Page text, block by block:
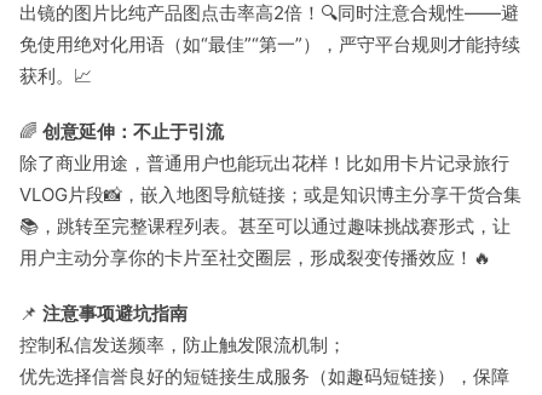
出镜的图片比纯产品图点击率高2倍！🔍同时注意合规性——避
免使用绝对化用语（如“最佳”“第一”），严守平台规则才能持续
获利。📈
🌈 创意延伸：不止于引流
除了商业用途，普通用户也能玩出花样！比如用卡片记录旅行
VLOG片段📸，嵌入地图导航链接；或是知识博主分享干货合集
📚，跳转至完整课程列表。甚至可以通过趣味挑战赛形式，让
用户主动分享你的卡片至社交圈层，形成裂变传播效应！🔥
📌 注意事项避坑指南
控制私信发送频率，防止触发限流机制；
优先选择信誉良好的短链接生成服务（如趣码短链接），保障